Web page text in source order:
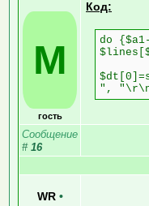
M
гость
Код:
do
",
Сообщение
# 16
WR •